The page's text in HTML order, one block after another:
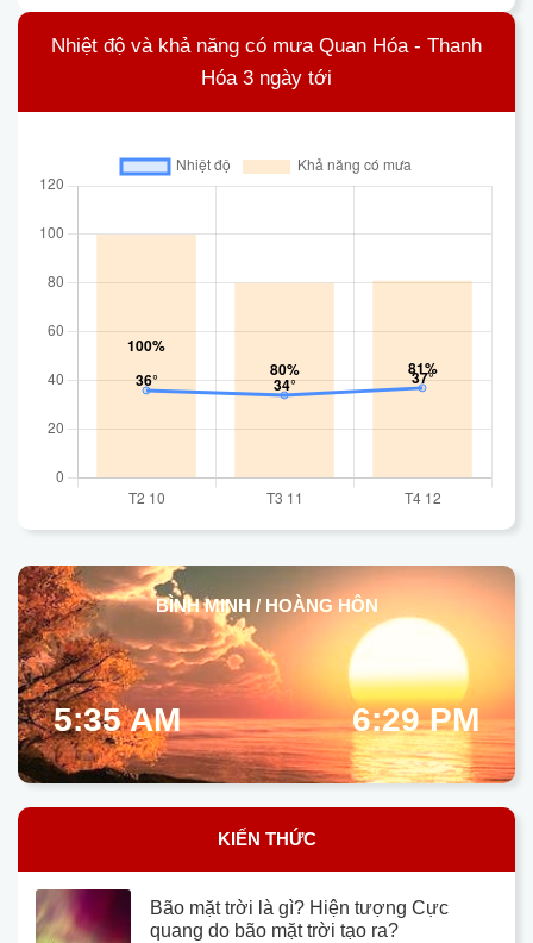
Nhiệt độ và khả năng có mưa Quan Hóa - Thanh
Hóa 3 ngày tới
BÌNH MINH / HOÀNG HÔN
5:35 AM 6:29 PM
KIẾN THỨC
Bão mặt trời là gì? Hiện tượng Cực
quang do bão mặt trời tạo ra?